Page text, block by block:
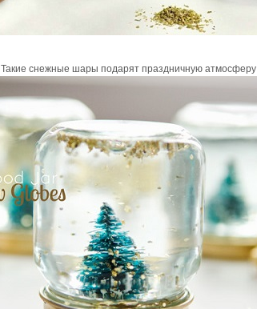
Такие снежные шары подарят праздничную атмосферу